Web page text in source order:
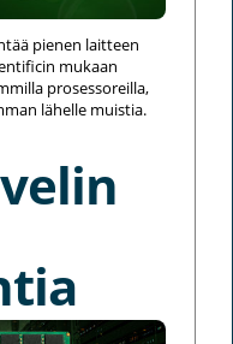
pienen laitteen
mukaan
prosessoreilla,
lähelle muistia.